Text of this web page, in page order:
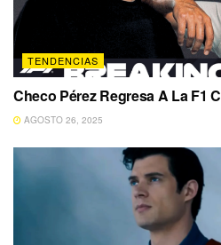
TENDENCIAS
Checo Pérez Regresa A La F1
AGOSTO 26, 2025